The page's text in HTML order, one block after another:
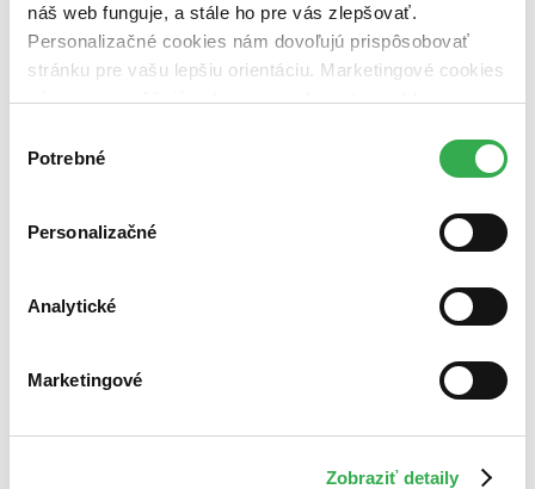
náš web funguje, a stále ho pre vás zlepšovať.
Personalizačné cookies nám dovoľujú prispôsobovať
stránku pre vašu lepšiu orientáciu. Marketingové cookies
nám zas umožňujú zobrazenie relevantnej reklamy.
nám pomohlo, keby sme mohli používať všetky tieto
súhlasu
Potrebné
Personalizačné
Analytické
Marketingové
Zobraziť detaily
Nové / čítané
nová (0 titulov)nová
čítaná (0 titulov)čítaná
čítané verzie vypredaných kníh (0 titulov)
čítané verzie
Zúžiť výber
Bestsellery
Novinky